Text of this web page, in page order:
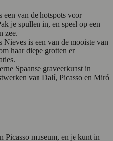
van de hotspots voor
je spullen in, en speel op een
zee.
Nieves is een van de mooiste van
haar diepe grotten en
Spaanse graveerkunst in
van Dalí, Picasso en Miró
Picasso museum, en je kunt in